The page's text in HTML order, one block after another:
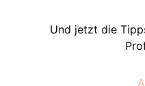
Und jetzt die